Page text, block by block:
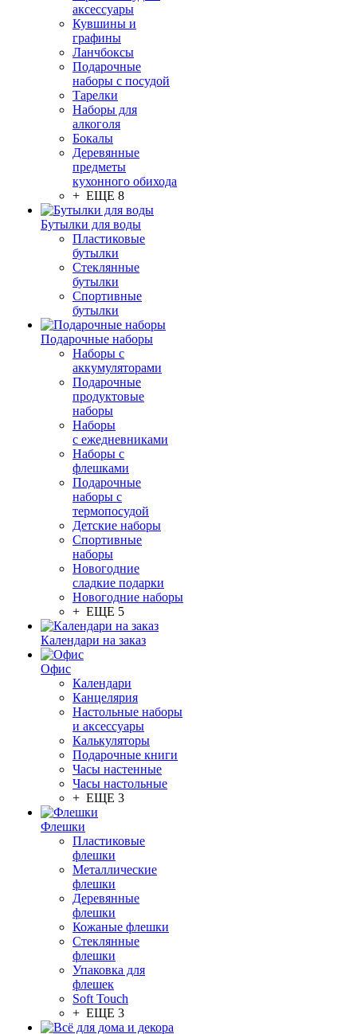
аксессуары
Кувшины и
графины
Ланчбоксы
Подарочные
наборы с посудой
Тарелки
Наборы для
алкоголя
Бокалы
Деревянные
предметы
кухонного обихода
+ ЕЩЕ 8
Бутылки для воды
Пластиковые
бутылки
Стеклянные
бутылки
Спортивные
бутылки
Подарочные наборы
Наборы с
аккумуляторами
Подарочные
продуктовые
наборы
Наборы
с ежедневниками
Наборы с
флешками
Подарочные
наборы с
термопосудой
Детские наборы
Спортивные
наборы
Новогодние
сладкие подарки
Новогодние наборы
+ ЕЩЕ 5
Календари на заказ
Офис
Календари
Канцелярия
Настольные наборы
и аксессуары
Калькуляторы
Подарочные книги
Часы настенные
Часы настольные
+ ЕЩЕ 3
Флешки
Пластиковые
флешки
Металлические
флешки
Деревянные
флешки
Кожаные флешки
Стеклянные
флешки
Упаковка для
флешек
Soft Touch
+ ЕЩЕ 3